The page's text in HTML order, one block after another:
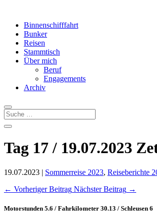
Binnenschifffahrt
Bunker
Reisen
Stammtisch
Über mich
Beruf
Engagements
Archiv
Tag 17 / 19.07.2023
19.07.2023 | Sommerreise 2023, Reiseberichte
← Vorheriger Beitrag Nächster Beitrag →
Motorstunden 5.6 / Fahrkilometer 30.13 / Schleusen 6